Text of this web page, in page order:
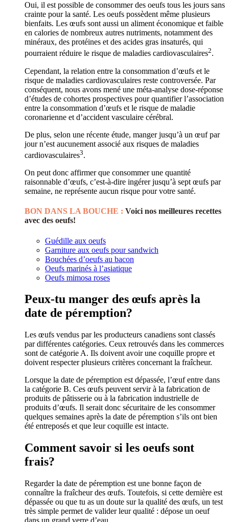
Oui, il est possible de consommer des oeufs tous les jours sans
crainte pour la santé. Les oeufs possèdent même plusieurs
bienfaits. Les œufs sont aussi un aliment économique et faible
en calories de nombreux autres nutriments, notamment des
minéraux, des protéines et des acides gras insaturés, qui
pourraient réduire le risque de maladies cardiovasculaires2.
Cependant, la relation entre la consommation d’œufs et le
risque de maladies cardiovasculaires reste controversée. Par
conséquent, nous avons mené une méta-analyse dose-réponse
d’études de cohortes prospectives pour quantifier l’association
entre la consommation d’œufs et le risque de maladie
coronarienne et d’accident vasculaire cérébral.
De plus, selon une récente étude, manger jusqu’à un œuf par
jour n’est aucunement associé aux risques de maladies
cardiovasculaires3.
On peut donc affirmer que consommer une quantité
raisonnable d’œufs, c’est-à-dire ingérer jusqu’à sept œufs par
semaine, ne représente aucun risque pour votre santé.
BON DANS LA BOUCHE : Voici nos meilleures recettes
avec des oeufs!
Guédille aux oeufs
Garniture aux oeufs pour sandwich
Bouchées d’oeufs au bacon
Oeufs marinés à l’asiatique
Oeufs mimosa roses
Peux-tu manger des œufs après la
date de péremption?
Les œufs vendus par les producteurs canadiens sont classés
par différentes catégories. Ceux retrouvés dans les commerces
sont de catégorie A. Ils doivent avoir une coquille propre et
doivent respecter plusieurs critères concernant la fraîcheur.
Lorsque la date de péremption est dépassée, l’œuf entre dans
la catégorie B. Ces œufs peuvent servir à la fabrication de
produits de pâtisserie ou à la fabrication industrielle de
produits d’œufs. Il serait donc sécuritaire de les consommer
quelques semaines après la date de péremption s’ils ont bien
été entreposés et que leur coquille est intacte.
Comment savoir si les oeufs sont
frais?
Regarder la date de péremption est une bonne façon de
connaître la fraîcheur des œufs. Toutefois, si cette dernière est
dépassée ou que tu as un doute sur la qualité des œufs, un test
très simple permet de valider leur qualité : dépose un oeuf